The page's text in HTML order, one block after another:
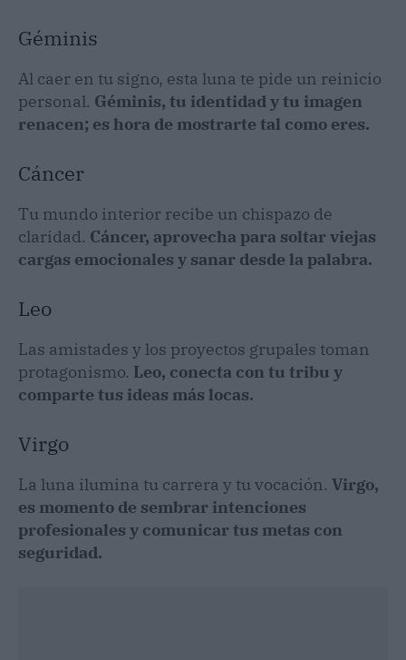
Géminis
Al caer en tu signo, esta luna te pide un reinicio
personal. Géminis, tu identidad y tu imagen
renacen; es hora de mostrarte tal como eres.
Cáncer
Tu mundo interior recibe un chispazo de
claridad. Cáncer, aprovecha para soltar viejas
cargas emocionales y sanar desde la palabra.
Leo
Las amistades y los proyectos grupales toman
protagonismo. Leo, conecta con tu tribu y
comparte tus ideas más locas.
Virgo
La luna ilumina tu carrera y tu vocación. Virgo,
es momento de sembrar intenciones
profesionales y comunicar tus metas con
seguridad.